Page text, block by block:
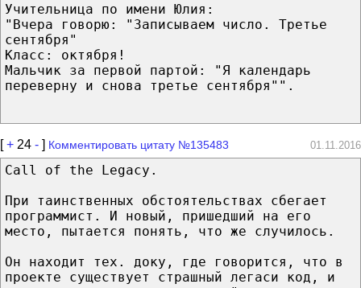
Учительница по имени Юлия:
"Вчера говорю: "Записываем число. Третье
сентября"
Класс: октября!
Мальчик за первой партой: "Я календарь
переверну и снова третье сентября"".
[+ 24 - ] Комментировать цитату №135483 01.11.2016
Call of the Legacy.
При таинственных обстоятельствах сбегает
программист. И новый, пришедший на его
место, пытается понять, что же случилось.
Он находит тех. доку, где говорится, что в
проекте существует страшный легаси код, и